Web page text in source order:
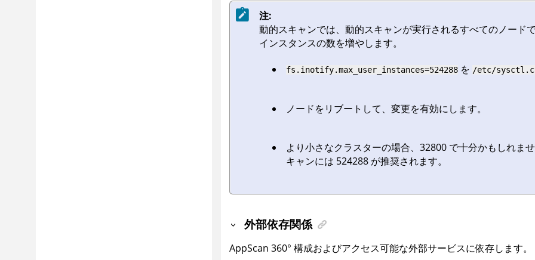
注:
動的スキャンでは、動的スキャンが実行されるすべてのノード
インスタンスの数を増やします。
fs.inotify.max_user_instances=524288を /etc/
ノードをリブートして、変更を有効にします。
より小さなクラスターの場合、32800 で十分かもしれま
キャンには 524288 が推奨されます。
外部依存関係
AppScan 360° 構成およびアクセス可能な外部サービスに依存します。